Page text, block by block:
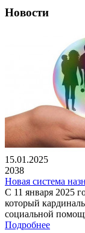
Новости
15.01.2025
2038
Новая система
С 11 января 2025
который
социальной
Подробнее